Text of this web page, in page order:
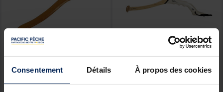
Consentement Détails À propos des cookies
OVERFIGHT
Clonk Silure Overfight
Ganika Clonk